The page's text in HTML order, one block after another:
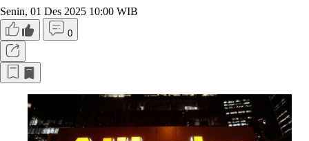
Senin, 01 Des 2025 10:00 WIB
0